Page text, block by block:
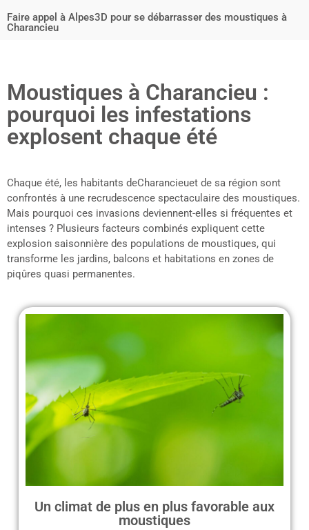
Faire appel à Alpes3D pour se débarrasser des moustiques à
Charancieu
Moustiques à Charancieu :
pourquoi les infestations
explosent chaque été
Chaque été, les habitants deCharancieuet de sa région sont
confrontés à une recrudescence spectaculaire des moustiques.
Mais pourquoi ces invasions deviennent-elles si fréquentes et
intenses ? Plusieurs facteurs combinés expliquent cette
explosion saisonnière des populations de moustiques, qui
transforme les jardins, balcons et habitations en zones de
piqûres quasi permanentes.
Un climat de plus en plus favorable aux
moustiques